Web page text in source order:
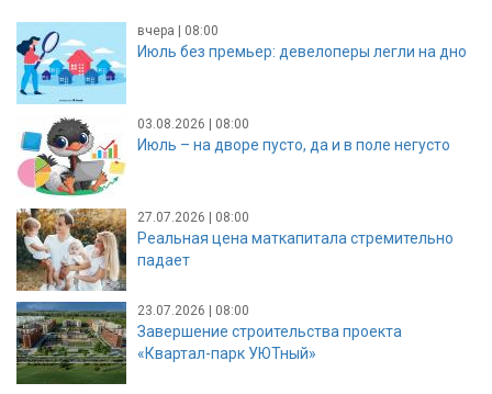
вчера | 08:00
Июль без премьер: девелоперы легли на дно
03.08.2026 | 08:00
Июль – на дворе пусто, да и в поле негусто
27.07.2026 | 08:00
Реальная цена маткапитала стремительно
падает
23.07.2026 | 08:00
Завершение строительства проекта
«Квартал-парк УЮТный»